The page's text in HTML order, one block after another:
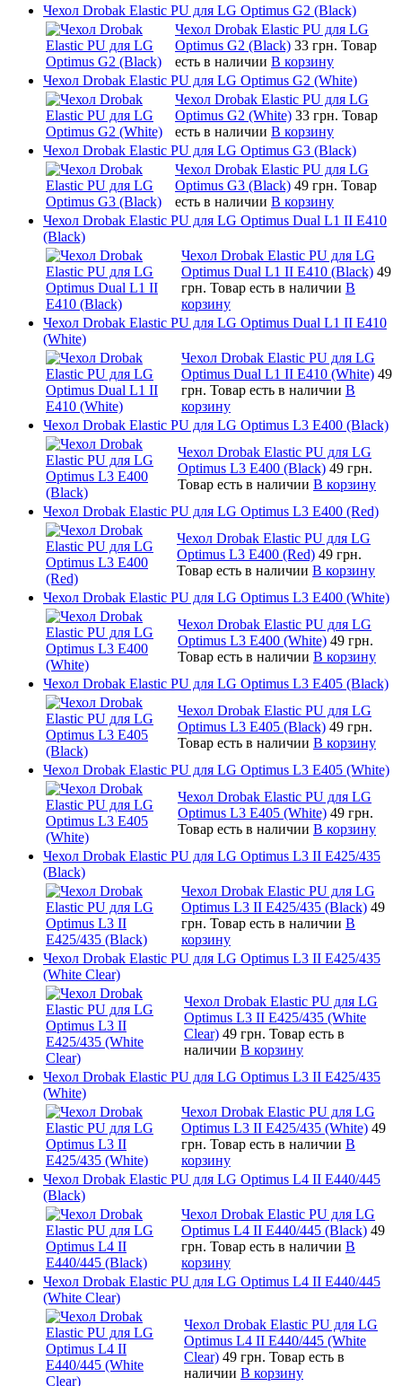
Чехол Drobak Elastic PU для LG Optimus G2 (Black)
Чехол Drobak Elastic PU для LG
Optimus G2 (Black) 33 грн. Товар
есть в наличии В корзину
Чехол Drobak Elastic PU для LG Optimus G2 (White)
Чехол Drobak Elastic PU для LG
Optimus G2 (White) 33 грн. Товар
есть в наличии В корзину
Чехол Drobak Elastic PU для LG Optimus G3 (Black)
Чехол Drobak Elastic PU для LG
Optimus G3 (Black) 49 грн. Товар
есть в наличии В корзину
Чехол Drobak Elastic PU для LG Optimus Dual L1 II E410
(Black)
Чехол Drobak Elastic PU для LG
Optimus Dual L1 II E410 (Black) 49
грн. Товар есть в наличии В
корзину
Чехол Drobak Elastic PU для LG Optimus Dual L1 II E410
(White)
Чехол Drobak Elastic PU для LG
Optimus Dual L1 II E410 (White) 49
грн. Товар есть в наличии В
корзину
Чехол Drobak Elastic PU для LG Optimus L3 E400 (Black)
Чехол Drobak Elastic PU для LG
Optimus L3 E400 (Black) 49 грн.
Товар есть в наличии В корзину
Чехол Drobak Elastic PU для LG Optimus L3 E400 (Red)
Чехол Drobak Elastic PU для LG
Optimus L3 E400 (Red) 49 грн.
Товар есть в наличии В корзину
Чехол Drobak Elastic PU для LG Optimus L3 E400 (White)
Чехол Drobak Elastic PU для LG
Optimus L3 E400 (White) 49 грн.
Товар есть в наличии В корзину
Чехол Drobak Elastic PU для LG Optimus L3 E405 (Black)
Чехол Drobak Elastic PU для LG
Optimus L3 E405 (Black) 49 грн.
Товар есть в наличии В корзину
Чехол Drobak Elastic PU для LG Optimus L3 E405 (White)
Чехол Drobak Elastic PU для LG
Optimus L3 E405 (White) 49 грн.
Товар есть в наличии В корзину
Чехол Drobak Elastic PU для LG Optimus L3 II E425/435
(Black)
Чехол Drobak Elastic PU для LG
Optimus L3 II E425/435 (Black) 49
грн. Товар есть в наличии В
корзину
Чехол Drobak Elastic PU для LG Optimus L3 II E425/435
(White Сlear)
Чехол Drobak Elastic PU для LG
Optimus L3 II E425/435 (White
Сlear) 49 грн. Товар есть в
наличии В корзину
Чехол Drobak Elastic PU для LG Optimus L3 II E425/435
(White)
Чехол Drobak Elastic PU для LG
Optimus L3 II E425/435 (White) 49
грн. Товар есть в наличии В
корзину
Чехол Drobak Elastic PU для LG Optimus L4 II E440/445
(Black)
Чехол Drobak Elastic PU для LG
Optimus L4 II E440/445 (Black) 49
грн. Товар есть в наличии В
корзину
Чехол Drobak Elastic PU для LG Optimus L4 II E440/445
(White Clear)
Чехол Drobak Elastic PU для LG
Optimus L4 II E440/445 (White
Clear) 49 грн. Товар есть в
наличии В корзину